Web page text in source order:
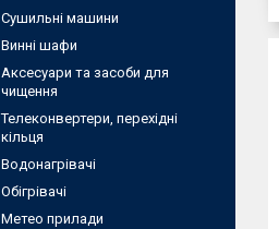
Сушильні машини
Винні шафи
Аксесуари та засоби для
чищення
Телеконвертери, перехідні
кільця
Водонагрівачі
Обігрівачі
Метео прилади